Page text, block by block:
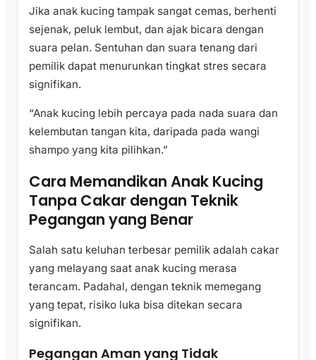
Jika anak kucing tampak sangat cemas, berhenti
sejenak, peluk lembut, dan ajak bicara dengan
suara pelan. Sentuhan dan suara tenang dari
pemilik dapat menurunkan tingkat stres secara
signifikan.
“Anak kucing lebih percaya pada nada suara dan
kelembutan tangan kita, daripada pada wangi
shampo yang kita pilihkan.”
Cara Memandikan Anak Kucing
Tanpa Cakar dengan Teknik
Pegangan yang Benar
Salah satu keluhan terbesar pemilik adalah cakar
yang melayang saat anak kucing merasa
terancam. Padahal, dengan teknik memegang
yang tepat, risiko luka bisa ditekan secara
signifikan.
Pegangan Aman yang Tidak